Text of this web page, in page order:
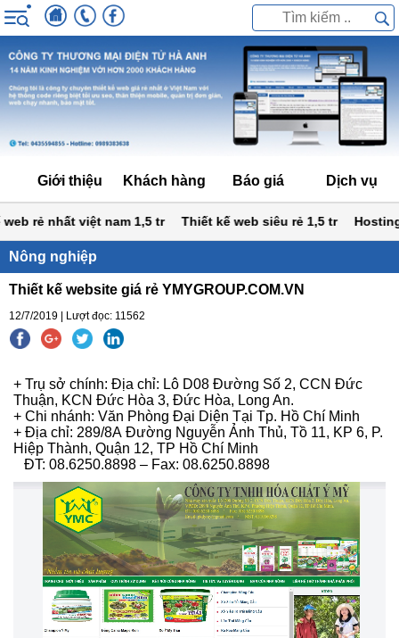
Giới thiệu Khách hàng Báo giá Dịch vụ
rẻ nhất việt nam 1,5 tr Thiết kế web siêu rẻ 1,5 tr Hosting
Nông nghiệp
Thiết kế website giá rẻ YMYGROUP.COM.VN
12/7/2019 | Lượt đọc: 11562
+ Trụ sở chính: Địa chỉ: Lô D08 Đường Số 2, CCN Đức
Thuận, KCN Đức Hòa 3, Đức Hòa, Long An.
+ Chi nhánh: Văn Phòng Đại Diện Tại Tp. Hồ Chí Minh
+ Địa chỉ: 289/8A Đường Nguyễn Ảnh Thủ, Tồ 11, KP 6, P.
Hiệp Thành, Quận 12, TP Hồ Chí Minh
ĐT: 08.6250.8898 – Fax: 08.6250.8898